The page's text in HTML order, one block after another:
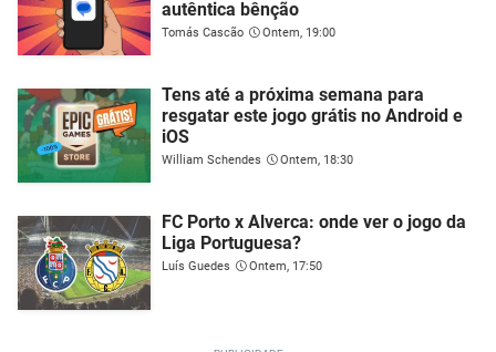
autêntica bênção
Tomás Cascão Ontem, 19:00
Tens até a próxima semana para
resgatar este jogo grátis no Android e
iOS
William Schendes Ontem, 18:30
FC Porto x Alverca: onde ver o jogo da
Liga Portuguesa?
Luís Guedes Ontem, 17:50